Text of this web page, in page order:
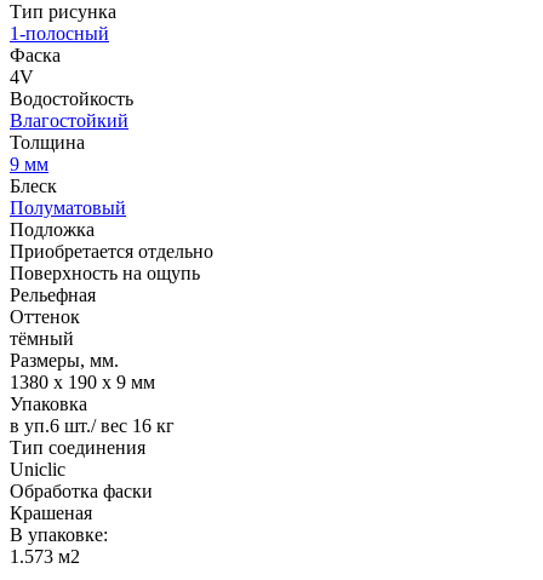
Тип рисунка
1-полосный
Фаска
4V
Водостойкость
Влагостойкий
Толщина
9 мм
Блеск
Полуматовый
Подложка
Приобретается отдельно
Поверхность на ощупь
Рельефная
Оттенок
тёмный
Размеры, мм.
1380 х 190 х 9 мм
Упаковка
в уп.6 шт./ вес 16 кг
Тип соединения
Uniclic
Обработка фаски
Крашеная
В упаковке:
1.573 м2